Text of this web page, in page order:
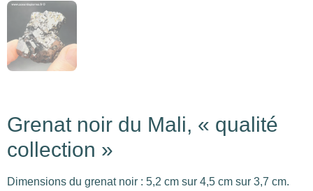
Grenat noir du Mali, « qualité
collection »
Dimensions du grenat noir : 5,2 cm sur 4,5 cm sur 3,7 cm.